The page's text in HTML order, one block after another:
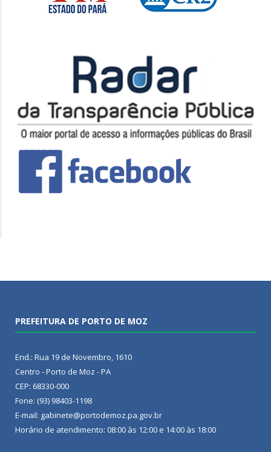
PREFEITURA DE PORTO DE MOZ
End.: Rua 19 de Novembro, 1610
Centro - Porto de Moz - PA
CEP: 68330-000
Fone: (93) 98403-1198
E-mail: gabinete@portodemoz.pa.gov.br
Horário de atendimento: 08:00 às 12:00 e 14:00 às 18:00